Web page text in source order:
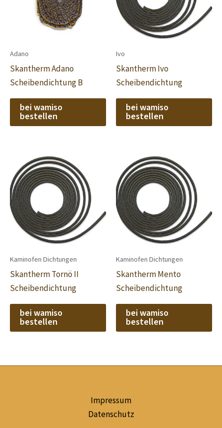
Adano
Skantherm Adano
Scheibendichtung B
bei wamiso
bestellen
Ivo
Skantherm Ivo
Scheibendichtung
bei wamiso
bestellen
Kaminofen Dichtungen
Skantherm Tornö II
Scheibendichtung
bei wamiso
bestellen
Kaminofen Dichtungen
Skantherm Mento
Scheibendichtung
bei wamiso
bestellen
Impressum
Datenschutz